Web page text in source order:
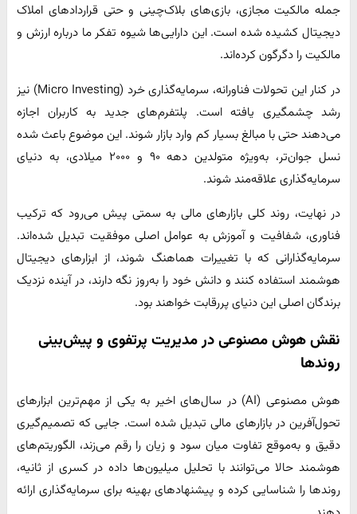
جمله مالکیت مجازی، بازی‌های بلاک‌چینی و حتی قراردادهای املاک
دیجیتال کشیده شده است. این دارایی‌ها شیوه تفکر ما درباره ارزش و
مالکیت را دگرگون کرده‌اند.
در کنار این تحولات فناورانه، سرمایه‌گذاری خرد (Micro Investing) نیز
رشد چشمگیری یافته است. پلتفرم‌های جدید به کاربران اجازه
می‌دهند حتی با مبالغ بسیار کم وارد بازار شوند. این موضوع باعث شده
نسل جوان‌تر، به‌ویژه متولدین دهه ۹۰ و ۲۰۰۰ میلادی، به دنیای
سرمایه‌گذاری علاقه‌مند شوند.
در نهایت، روند کلی بازارهای مالی به سمتی پیش می‌رود که ترکیب
فناوری، شفافیت و آموزش به عوامل اصلی موفقیت تبدیل شده‌اند.
سرمایه‌گذارانی که با تغییرات هماهنگ شوند، از ابزارهای دیجیتال
هوشمند استفاده کنند و دانش خود را به‌روز نگه دارند، در آینده نزدیک
برندگان اصلی این دنیای پررقابت خواهند بود.
نقش هوش مصنوعی در مدیریت پرتفوی و پیش‌بینی
روندها
هوش مصنوعی (AI) در سال‌های اخیر به یکی از مهم‌ترین ابزارهای
تحول‌آفرین در بازارهای مالی تبدیل شده است. جایی که تصمیم‌گیری
دقیق و به‌موقع تفاوت میان سود و زیان را رقم می‌زند، الگوریتم‌های
هوشمند حالا می‌توانند با تحلیل میلیون‌ها داده در کسری از ثانیه،
روندها را شناسایی کرده و پیشنهادهای بهینه برای سرمایه‌گذاری ارائه